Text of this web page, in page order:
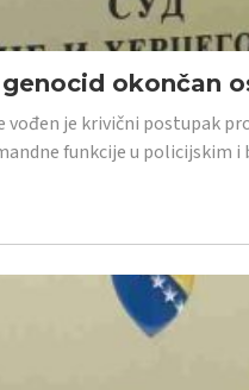
okončan
vođen je krivični postupak
funkcije u policijskim